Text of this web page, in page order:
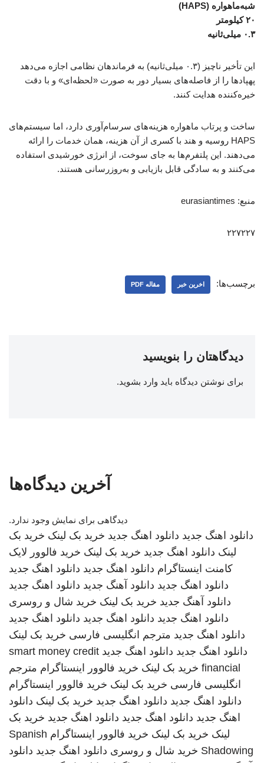
شبه‌ماهواره (HAPS)
۲۰ کیلومتر
۰.۳ میلی‌ثانیه
این تأخیر ناچیز (۰.۳ میلی‌ثانیه) به فرماندهان نظامی اجازه می‌دهد
پهپادها را از فاصله‌های بسیار دور به صورت «لحظه‌ای» و با دقت
خیره‌کننده هدایت کنند.
ساخت و پرتاب ماهواره هزینه‌های سرسام‌آوری دارد، اما سیستم‌های
HAPS روسیه و هند با کسری از آن هزینه، همان خدمات را ارائه
می‌دهند. این پلتفرم‌ها به جای سوخت، از انرژی خورشیدی استفاده
می‌کنند و به سادگی قابل بازیابی و به‌روزرسانی هستند.
منبع: eurasiantimes
۲۲۷۲۲۷
برچسب‌ها: اخرین خبر مقاله PDF
دیدگاهتان را بنویسید
برای نوشتن دیدگاه باید وارد بشوید.
آخرین دیدگاه‌ها
دیدگاهی برای نمایش وجود ندارد.
دانلود اهنگ جدید دانلود اهنگ جدید خرید بک لینک خرید بک
لینک دانلود اهنگ جدید خرید بک لینک خرید فالوور لایک
کامنت اینستاگرام دانلود اهنگ جدید دانلود اهنگ جدید
دانلود اهنگ جدید دانلود آهنگ جدید دانلود اهنگ جدید
دانلود آهنگ جدید خرید بک لینک خرید شال و روسری
دانلود اهنگ جدید دانلود اهنگ جدید دانلود اهنگ جدید
دانلود اهنگ جدید مترجم انگلیسی فارسی خرید بک لینک
دانلود اهنگ جدید دانلود اهنگ جدید smart money credit
financial خرید بک لینک خرید فالوور اینستاگرام مترجم
انگلیسی فارسی خرید بک لینک خرید فالوور اینستاگرام
دانلود اهنگ جدید دانلود اهنگ جدید خرید بک لینک دانلود
اهنگ جدید دانلود اهنگ جدید دانلود اهنگ جدید خرید بک
لینک خرید بک لینک خرید فالوور اینستاگرام Spanish
Shadowing خرید شال و روسری دانلود اهنگ جدید دانلود